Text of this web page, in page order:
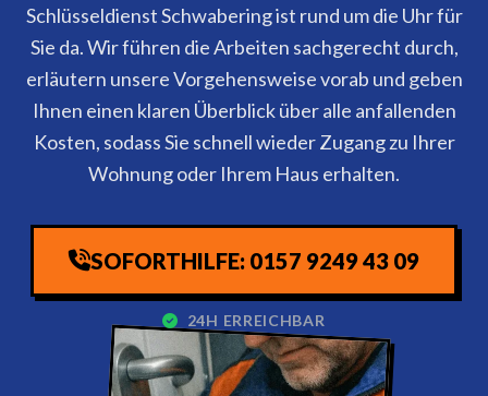
Schlüsseldienst Schwabering ist rund um die Uhr für
Sie da. Wir führen die Arbeiten sachgerecht durch,
erläutern unsere Vorgehensweise vorab und geben
Ihnen einen klaren Überblick über alle anfallenden
Kosten, sodass Sie schnell wieder Zugang zu Ihrer
Wohnung oder Ihrem Haus erhalten.
SOFORTHILFE: 0157 9249 43 09
24H ERREICHBAR